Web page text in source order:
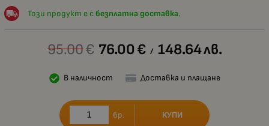
Този продукт е с безплатна доставка.
95.00€ 76.00 € / 148.64лв.
В наличност Доставка и плащане
бр. КУПИ